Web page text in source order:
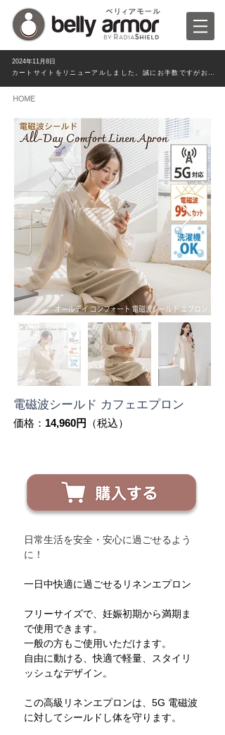
2024年11月8日
カートサイトをリニューアルしました。誠にお手数ですがお客様情報は新たにご入力ください。
HOME
電磁波シールド カフェエプロン
価格： 14,960円 （税込）
日常生活を安全・安心に過ごせるよう
に！
一日中快適に過ごせるリネンエプロン
フリーサイズで、妊娠初期から満期ま
で使用できます。
一般の方もご使用いただけます。
自由に動ける、快適で軽量、スタイリ
ッシュなデザイン。
この高級リネンエプロンは、5G 電磁波
に対してシールドし体を守ります。